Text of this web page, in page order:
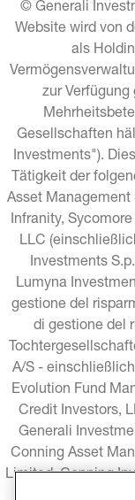
© Generali
Website wird von
als
zur
Gesellschaften
Investments").
Tätigkeit der
Asset Management
Infranity,
LLC
Investments
Lumyna
gestione del
di gestione del
A/S -
Evolution Fund
Credit Investors,
Generali
Conning Asset
Limited, Conning